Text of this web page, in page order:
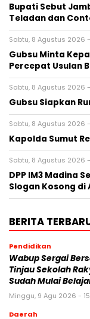
Bupati Sebut
Teladan dan
Sabtu, 8 Agustus 2026
Gubsu Minta
Percepat Usulan
Sabtu, 8 Agustus 2026
Gubsu Siapkan
Sabtu, 8 Agustus 2026 -
Kapolda Sumut
Sabtu, 8 Agustus 2026 -
DPP IM3 Madina
Slogan Kosong
BERITA
Pendidikan
Wabup Sergai
Tinjau Sekolah
Sudah Mulai
Minggu, 9 Agu 2026 -
Daerah